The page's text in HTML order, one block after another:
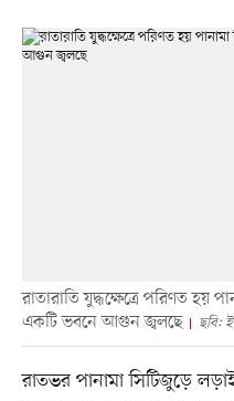
রাতারাতি যুদ্ধক্ষেত্রে পরিণত হয়
একটি ভবনে আগুন জ্বলছে
ছবি:
রাতভর পানামা সিটিজুড়ে